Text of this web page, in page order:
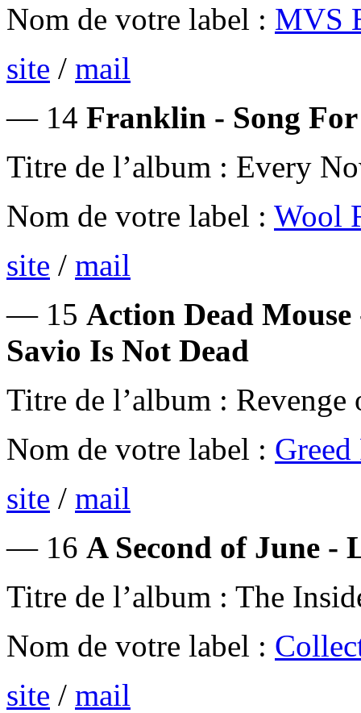
Nom de votre label : MVS
site / mail
— 14 Franklin - Song
Titre de l’album : Every
Nom de votre label : Wool
site / mail
— 15 Action Dead
Savio Is Not Dead
Titre de l’album : Revenge
Nom de votre label :
site / mail
— 16 A Second of June -
Titre de l’album : The
Nom de votre label :
site / mail